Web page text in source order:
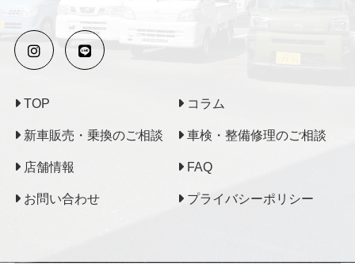
TOP コラム
新車販売・乗換のご相談 車検・整備修理のご相談
店舗情報 FAQ
お問い合わせ プライバシーポリシー